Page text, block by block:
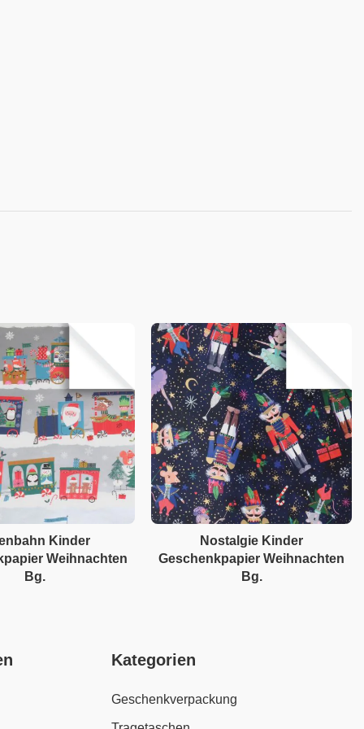
Kinder
Weihnachten
Bg.
Nostalgie Kinder
Geschenkpapier Weihnachten
Bg.
Kategorien
Geschenkverpackung